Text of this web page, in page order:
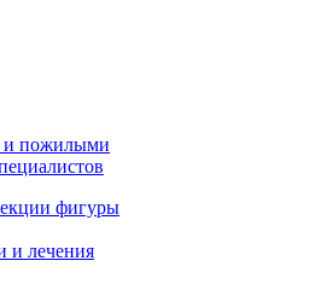
и пожилыми
фигуры
и лечения